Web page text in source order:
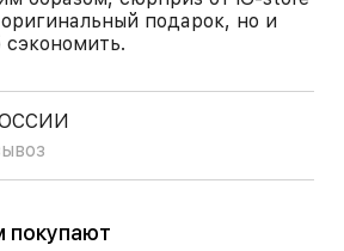
подарок, но и
сэкономить.
покупают